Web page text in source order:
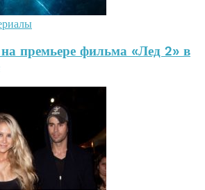
премьере фильма «Лед 2» в